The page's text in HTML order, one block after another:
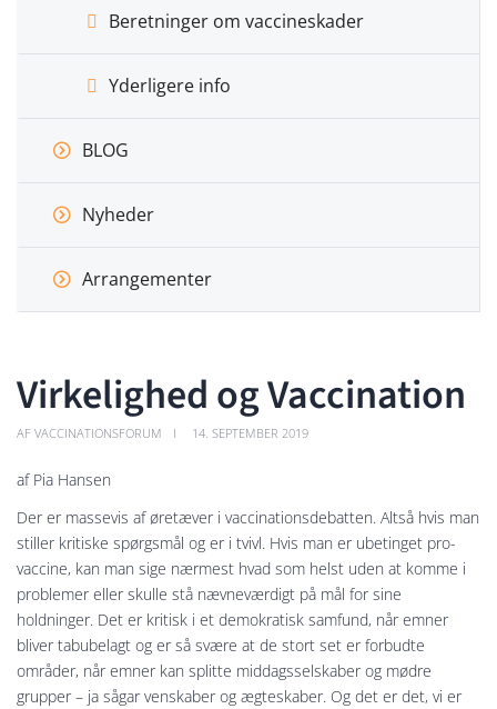
Beretninger om vaccineskader
Yderligere info
BLOG
Nyheder
Arrangementer
Virkelighed og Vaccination
AF VACCINATIONSFORUM 14. SEPTEMBER 2019
af Pia Hansen
Der er massevis af øretæver i vaccinationsdebatten. Altså hvis man
stiller kritiske spørgsmål og er i tvivl. Hvis man er ubetinget pro-
vaccine, kan man sige nærmest hvad som helst uden at komme i
problemer eller skulle stå nævneværdigt på mål for sine
holdninger. Det er kritisk i et demokratisk samfund, når emner
bliver tabubelagt og er så svære at de stort set er forbudte
områder, når emner kan splitte middagsselskaber og mødre
grupper – ja sågar venskaber og ægteskaber. Og det er det, vi er